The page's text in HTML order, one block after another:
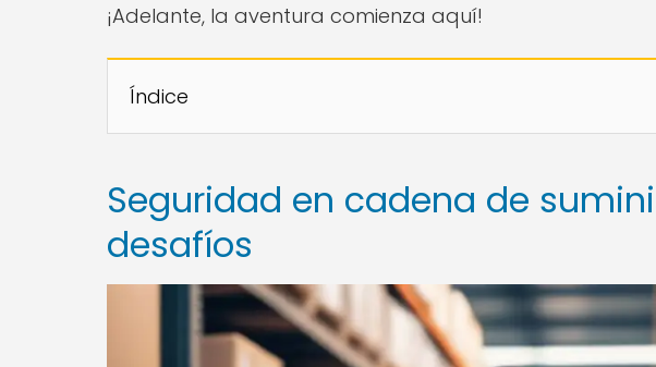
¡Adelante, la aventura comienza aquí!
Índice
Seguridad en cadena de
desafíos